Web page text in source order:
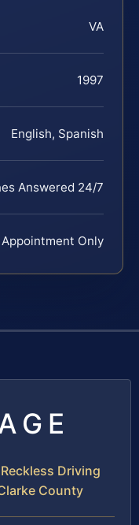
VA
1997
English, Spanish
Answered 24/7
Appointment Only
Driving
County